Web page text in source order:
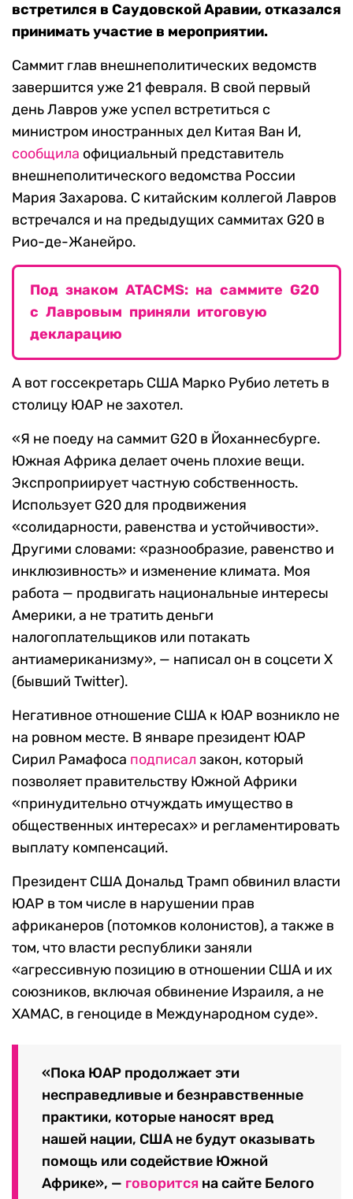
встретился в Саудовской Аравии, отказался
принимать участие в мероприятии.
Саммит глав внешнеполитических ведомств
завершится уже 21 февраля. В свой первый
день Лавров уже успел встретиться с
министром иностранных дел Китая Ван И,
сообщила официальный представитель
внешнеполитического ведомства России
Мария Захарова. С китайским коллегой Лавров
встречался и на предыдущих саммитах G20 в
Рио-де-Жанейро.
Под знаком ATACMS: на саммите G20
с Лавровым приняли итоговую
декларацию
А вот госсекретарь США Марко Рубио лететь в
столицу ЮАР не захотел.
«Я не поеду на саммит G20 в Йоханнесбурге.
Южная Африка делает очень плохие вещи.
Экспроприирует частную собственность.
Использует G20 для продвижения
«солидарности, равенства и устойчивости».
Другими словами: «разнообразие, равенство и
инклюзивность» и изменение климата. Моя
работа — продвигать национальные интересы
Америки, а не тратить деньги
налогоплательщиков или потакать
антиамериканизму», — написал он в соцсети Х
(бывший Twitter).
Негативное отношение США к ЮАР возникло не
на ровном месте. В январе президент ЮАР
Сирил Рамафоса подписал закон, который
позволяет правительству Южной Африки
«принудительно отчуждать имущество в
общественных интересах» и регламентировать
выплату компенсаций.
Президент США Дональд Трамп обвинил власти
ЮАР в том числе в нарушении прав
африканеров (потомков колонистов), а также в
том, что власти республики заняли
«агрессивную позицию в отношении США и их
союзников, включая обвинение Израиля, а не
ХАМАС, в геноциде в Международном суде».
«Пока ЮАР продолжает эти
несправедливые и безнравственные
практики, которые наносят вред
нашей нации, США не будут оказывать
помощь или содействие Южной
Африке», — говорится на сайте Белого